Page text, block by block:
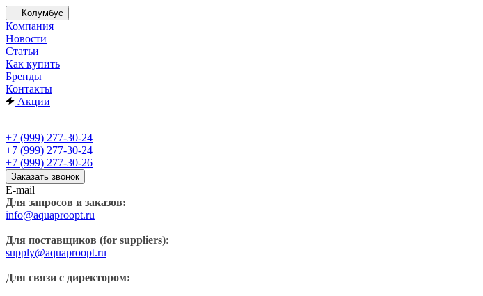
Колумбус
Компания
Новости
Статьи
Как купить
Бренды
Контакты
Акции
+7 (999) 277-30-24
+7 (999) 277-30-24
+7 (999) 277-30-26
Заказать звонок
E-mail
Для запросов и заказов:
info@aquaproopt.ru
Для поставщиков (for suppliers):
supply@aquaproopt.ru
Для связи с директором: